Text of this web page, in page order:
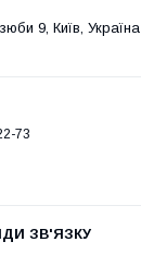
9, Київ, Україна
73